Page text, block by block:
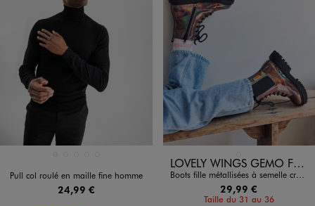
Pull col roulé en maille fine homme
24,99 €
Disponible en 1 coloris LOVELY WINGS GEMO FOR GOOD
Boots fille métallisées à semelle crantée effet crépi
29,99 €
Taille du 31 au 36